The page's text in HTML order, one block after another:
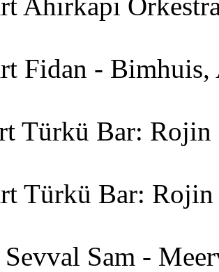
Fidan - Bimhuis,
Türkü Bar:
Türkü Bar:
Sevval Sam -